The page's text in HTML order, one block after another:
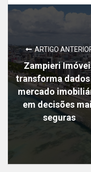
ARTIGO
Zampieri
transforma
mercado
em decisões
seguras